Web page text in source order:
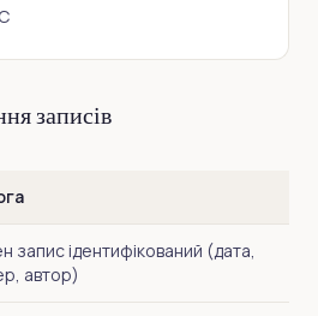
записів
запис ідентифікований (дата,
автор)